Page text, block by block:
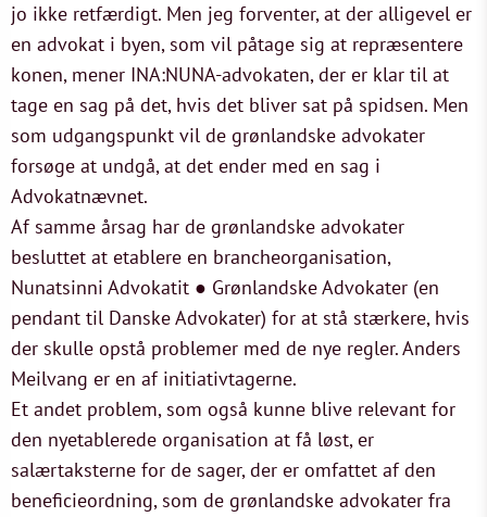
jo ikke retfærdigt. Men jeg forventer, at der alligevel er
en advokat i byen, som vil påtage sig at repræsentere
konen, mener INA:NUNA-advokaten, der er klar til at
tage en sag på det, hvis det bliver sat på spidsen. Men
som udgangspunkt vil de grønlandske advokater
forsøge at undgå, at det ender med en sag i
Advokatnævnet.
Af samme årsag har de grønlandske advokater
besluttet at etablere en brancheorganisation,
Nunatsinni Advokatit ● Grønlandske Advokater (en
pendant til Danske Advokater) for at stå stærkere, hvis
der skulle opstå problemer med de nye regler. Anders
Meilvang er en af initiativtagerne.
Et andet problem, som også kunne blive relevant for
den nyetablerede organisation at få løst, er
salærtaksterne for de sager, der er omfattet af den
beneficieordning, som de grønlandske advokater fra